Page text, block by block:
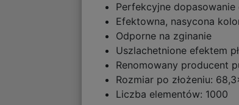
Perfekcyjne dopasowanie
Efektowna, nasycona
Odporne na zginanie
Uszlachetnione efektem
Renomowany producent
Rozmiar po złożeniu:
Liczba elementów: 1000